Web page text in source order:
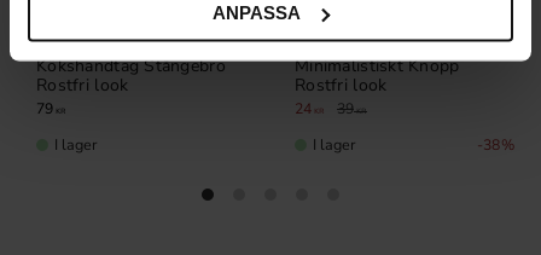
ANPASSA
Kökshandtag Stångebro
Rostfri look
79KR
I lager
Minimalistiskt Knopp
Rostfri look
24KR 39KR
38%
I lager